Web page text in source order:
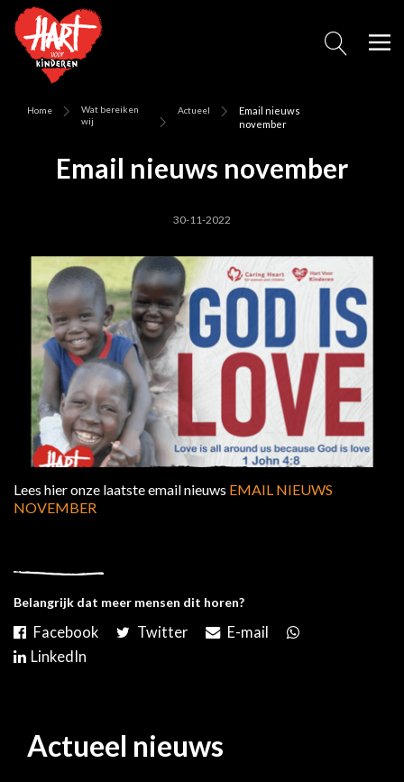
Home
Wat bereiken
wij
Actueel
Email nieuws
november
Email nieuws november
30-11-2022
Lees hier onze laatste email nieuws EMAIL NIEUWS
NOVEMBER
Belangrijk dat meer mensen dit horen?
Actueel nieuws